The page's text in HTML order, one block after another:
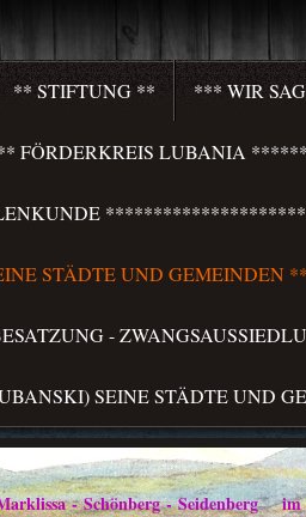
** STIFTUNG ** *** WIR
FÖRDERKREIS LUBANIA
STÄDTE UND
-
SEINE STÄDTE UND
- Seidenberg im